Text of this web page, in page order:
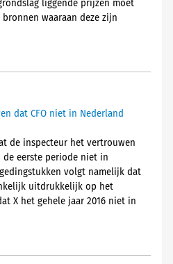
liggende prijzen moet
waaraan deze zijn
dat CFO niet in Nederland
de inspecteur het vertrouwen
de eerste periode niet in
volgt namelijk dat
uitdrukkelijk op het
X het gehele jaar 2016 niet in